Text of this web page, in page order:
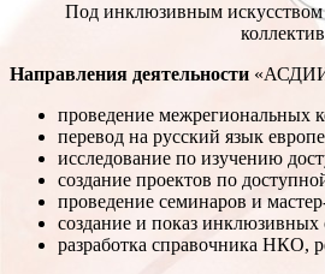
Под инклюзивным
Направления деятельности
проведение межрегиональных
перевод на русский язык
исследование по изучению
создание проектов по
проведение семинаров и
создание и показ инклюзивных
разработка справочника НКО,